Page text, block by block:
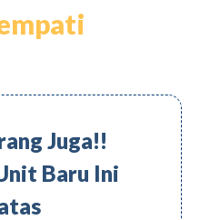
Juga!!
Baru Ini